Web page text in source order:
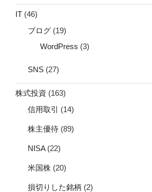
IT (46)
ブログ (19)
WordPress (3)
SNS (27)
株式投資 (163)
信用取引 (14)
株主優待 (89)
NISA(22)
米国株 (20)
損切りした銘柄 (2)